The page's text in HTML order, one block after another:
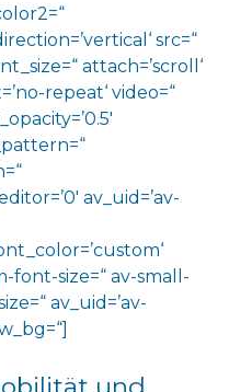
src=“
attach=’scroll‘
repeat‘ video=“
av_uid=’av-
font-size=“ av-small-
av_uid=’av-